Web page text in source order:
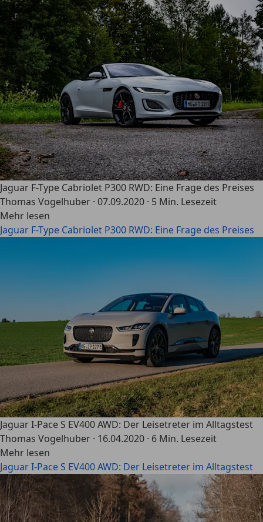
Jaguar F-Type Cabriolet P300 RWD: Eine Frage des Preises
Thomas Vogelhuber · 07.09.2020 · 5 Min. Lesezeit
Mehr lesen
Jaguar F-Type Cabriolet P300 RWD: Eine Frage des Preises
Jaguar I-Pace S EV400 AWD: Der Leisetreter im Alltagstest
Thomas Vogelhuber · 16.04.2020 · 6 Min. Lesezeit
Mehr lesen
Jaguar I-Pace S EV400 AWD: Der Leisetreter im Alltagstest